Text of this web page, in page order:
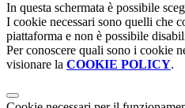
In questa schermata è possibile
I cookie necessari sono quelli che
piattaforma e non è possibile
Per conoscere quali sono i cookie
visionare la COOKIE POLICY.